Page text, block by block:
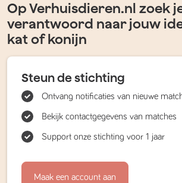
Op Verhuisdieren.nl zoek
verantwoord naar jouw
kat of konijn
Steun de stichting
Ontvang notificaties van nieuwe
Bekijk contactgegevens van matches
Support onze stichting voor 1 jaar
Maak een account aan